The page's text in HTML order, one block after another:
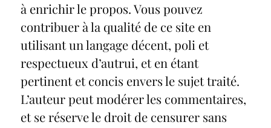
à enrichir le propos. Vous pouvez
contribuer à la qualité de ce site en
utilisant un langage décent, poli et
respectueux d’autrui, et en étant
pertinent et concis envers le sujet traité.
L’auteur peut modérer les commentaires,
et se réserve le droit de censurer sans